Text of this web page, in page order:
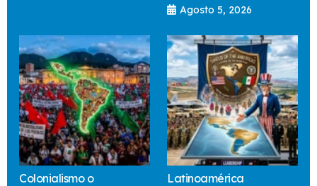
Agosto 5, 2026
Colonialismo o
Latinoamérica